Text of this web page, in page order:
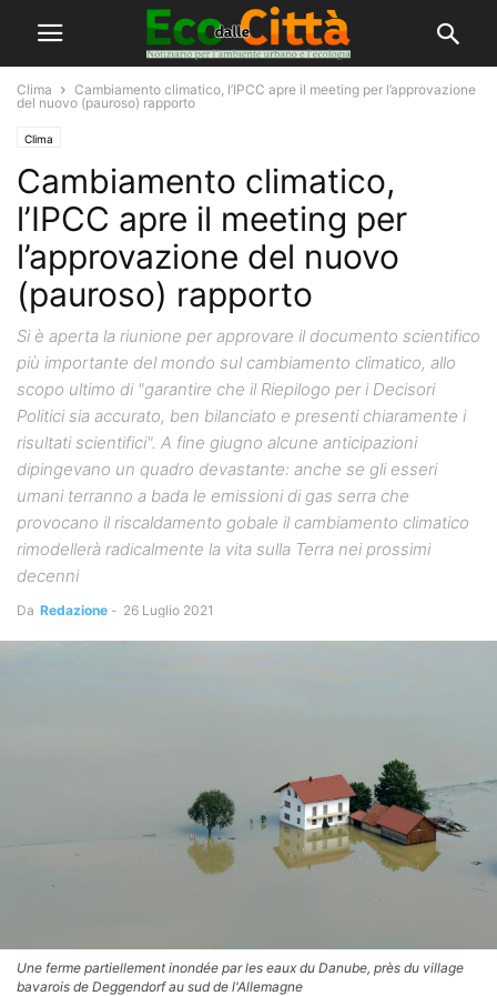
Clima
Cambiamento climatico, l’IPCC apre il meeting per l’approvazione
del nuovo (pauroso) rapporto
Clima
Cambiamento climatico,
l’IPCC apre il meeting per
l’approvazione del nuovo
(pauroso) rapporto
Si è aperta la riunione per approvare il documento scientifico
più importante del mondo sul cambiamento climatico, allo
scopo ultimo di "garantire che il Riepilogo per i Decisori
Politici sia accurato, ben bilanciato e presenti chiaramente i
risultati scientifici". A fine giugno alcune anticipazioni
dipingevano un quadro devastante: anche se gli esseri
umani terranno a bada le emissioni di gas serra che
provocano il riscaldamento gobale il cambiamento climatico
rimodellerà radicalmente la vita sulla Terra nei prossimi
decenni
Da Redazione - 26 Luglio 2021
Une ferme partiellement inondée par les eaux du Danube, près du village
bavarois de Deggendorf au sud de l'Allemagne